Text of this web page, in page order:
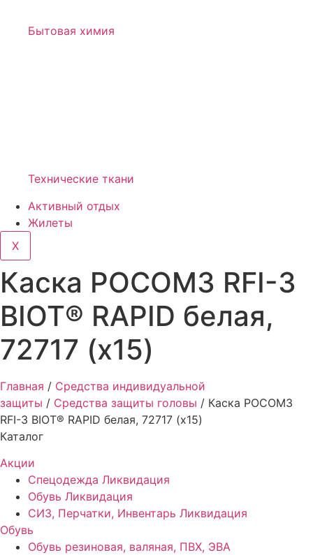
Бытовая химия
Технические ткани
Активный отдых
Жилеты
X
Каска РОСОМЗ RFI-3
BIOT® RAPID белая,
72717 (х15)
Главная / Средства индивидуальной
защиты / Средства защиты головы / Каска РОСОМЗ
RFI-3 BIOT® RAPID белая, 72717 (х15)
Каталог
Акции
Спецодежда Ликвидация
Обувь Ликвидация
СИЗ, Перчатки, Инвентарь Ликвидация
Обувь
Обувь резиновая, валяная, ПВХ, ЭВА